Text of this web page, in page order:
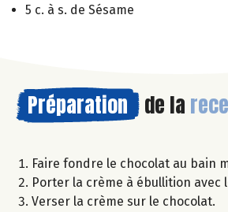
5 c. à s. de Sésame
Préparation de la
Faire fondre le chocolat au bain
Porter la crème à ébullition avec
Verser la crème sur le chocolat.